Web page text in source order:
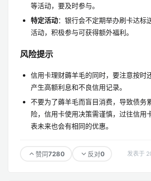
等活动，要及时参与。
特定活动：银行会不定期举办刷卡达标
活动，积极参与可获得额外福利。
风险提示
信用卡理财薅羊毛的同时，要注意按时
产生高额利息和不良信用记录。
不要为了薅羊毛而盲目消费，导致债务
险，信用卡使用决策需谨慎，过往信用
表未来也会有相同的优惠。
赞同7280 反对0 发表于